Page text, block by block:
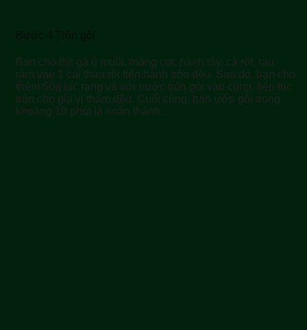
Bước 4 Trộn gỏi
Bạn cho thịt gà ủ muối, măng cụt, hành tây, cà rốt, rau
răm vào 1 cái thau rồi tiến hành trộn đều. Sau đó, bạn cho
thêm 50g lạc rang và với nước trộn gỏi vào cùng, tiếp tục
trộn cho gia vị thấm đều. Cuối cùng, bạn ướp gỏi trong
khoảng 10 phút là hoàn thành.